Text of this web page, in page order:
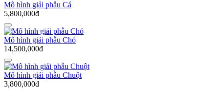
Mô hình giải phẫu Cá
5,800,000đ
Mô hình giải phẫu Chó
14,500,000đ
Mô hình giải phẫu Chuột
3,800,000đ